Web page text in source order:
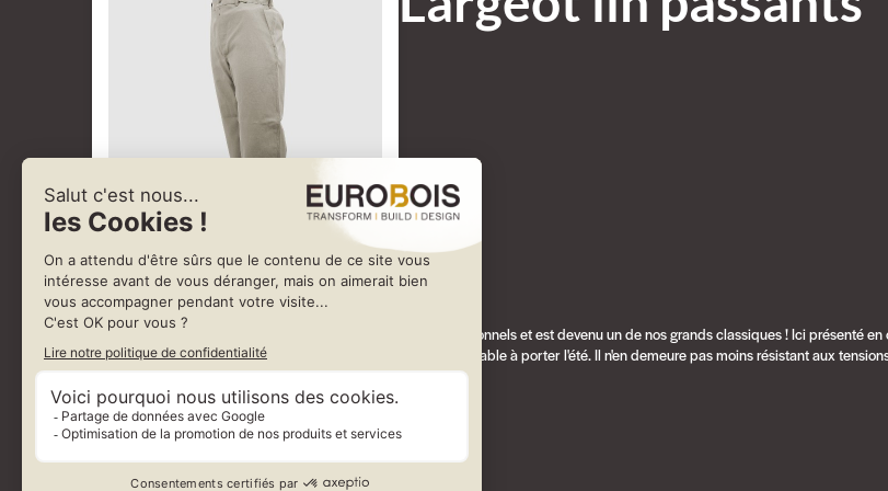
Notre largeot à passants en lin est fidèle aux modèles de largeots traditionnels et est devenu un de nos grands classiques ! Ici présenté en
métis, ce largeot est un vêtement de travail traditionnel léger et très agréable à porter l'été. Il n'en demeure pas moins résistant aux
Existe en coloris : noir-écru - noisette